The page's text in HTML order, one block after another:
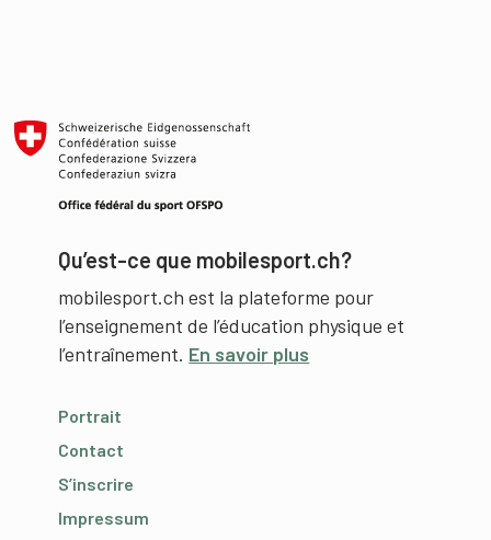
Qu’est-ce que mobilesport.ch?
mobilesport.ch est la plateforme pour
l’enseignement de l’éducation physique et
l’entraînement. En savoir plus
Portrait
Contact
S’inscrire
Impressum